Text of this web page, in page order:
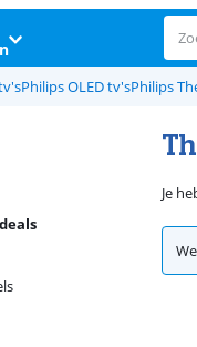
Philips OLED tv'sPhilips
Je